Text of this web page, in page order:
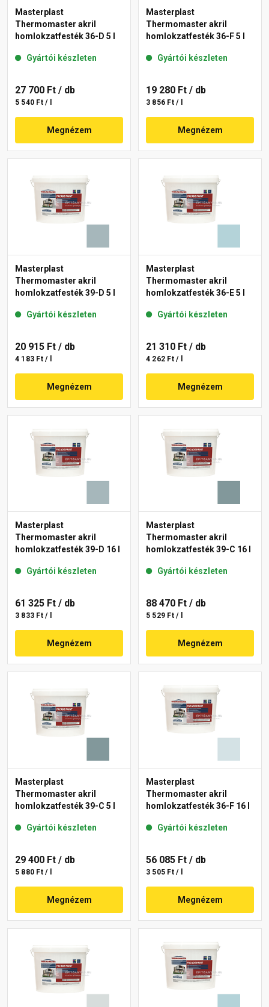
Masterplast
Thermomaster akril
homlokzatfesték 36-D 5 l
Gyártói készleten
27 700 Ft / db
5 540 Ft / l
Megnézem
Masterplast
Thermomaster akril
homlokzatfesték 36-F 5 l
Gyártói készleten
19 280 Ft / db
3 856 Ft / l
Megnézem
Masterplast
Thermomaster akril
homlokzatfesték 39-D 5 l
Gyártói készleten
20 915 Ft / db
4 183 Ft / l
Megnézem
Masterplast
Thermomaster akril
homlokzatfesték 36-E 5 l
Gyártói készleten
21 310 Ft / db
4 262 Ft / l
Megnézem
Masterplast
Thermomaster akril
homlokzatfesték 39-D 16 l
Gyártói készleten
61 325 Ft / db
3 833 Ft / l
Megnézem
Masterplast
Thermomaster akril
homlokzatfesték 39-C 16 l
Gyártói készleten
88 470 Ft / db
5 529 Ft / l
Megnézem
Masterplast
Thermomaster akril
homlokzatfesték 39-C 5 l
Gyártói készleten
29 400 Ft / db
5 880 Ft / l
Megnézem
Masterplast
Thermomaster akril
homlokzatfesték 36-F 16 l
Gyártói készleten
56 085 Ft / db
3 505 Ft / l
Megnézem